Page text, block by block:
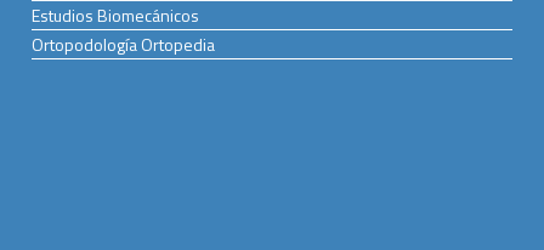
Estudios Biomecánicos
Ortopodología Ortopedia